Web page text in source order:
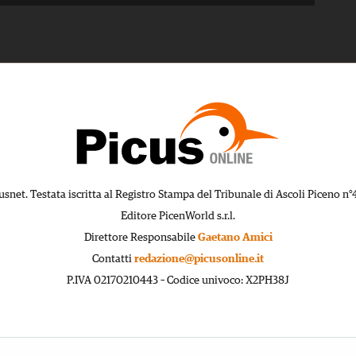
Testata iscritta al Registro Stampa del Tribunale di Ascoli Piceno
Editore PicenWorld s.r.l.
Direttore Responsabile Gaetano Amici
Contatti redazione@picusonline.it
P.IVA 02170210443 – Codice univoco: X2PH38J